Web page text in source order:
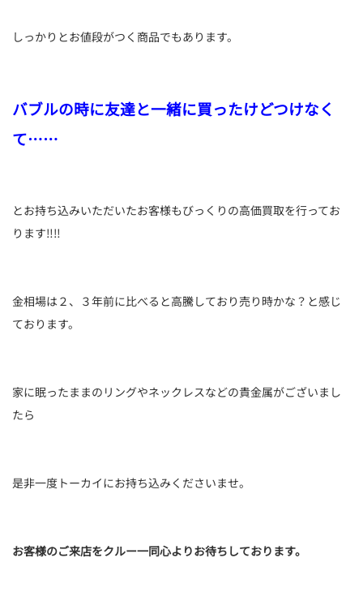
しっかりとお値段がつく商品でもあります。
バブルの時に友達と一緒に買ったけどつけなく
て……
とお持ち込みいただいたお客様もびっくりの高価買取を行ってお
ります‼‼
金相場は２、３年前に比べると高騰しており売り時かな？と感じ
ております。
家に眠ったままのリングやネックレスなどの貴金属がございまし
たら
是非一度トーカイにお持ち込みくださいませ。
お客様のご来店をクルー一同心よりお待ちしております。